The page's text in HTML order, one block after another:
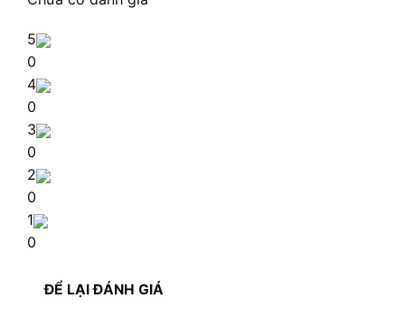
5
0
4
0
3
0
2
0
1
0
ĐỂ LẠI ĐÁNH GIÁ